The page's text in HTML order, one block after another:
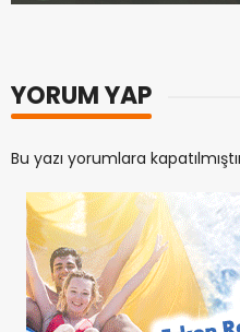
YORUM YAP
Bu yazı yorumlara